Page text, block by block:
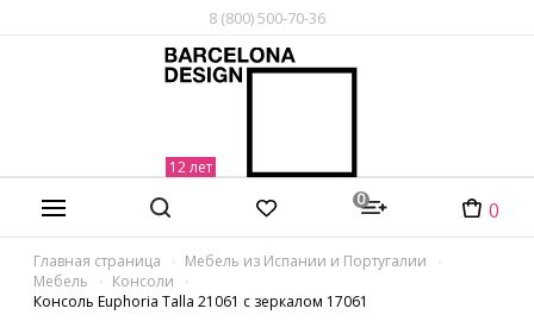
8 (800) 500-70-36
0 0
Главная страница
Мебель из Испании и Португалии
Мебель
Консоли
Консоль Euphoria Talla 21061 с зеркалом 17061